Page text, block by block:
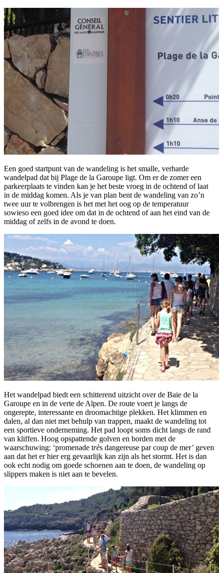
Een goed startpunt van de wandeling is het smalle, verharde
wandelpad dat bij Plage de la Garoupe ligt. Om er de zomer een
parkeerplaats te vinden kan je het beste vroeg in de ochtend of laat
in de middag komen. Als je van plan bent de wandeling van zo’n
twee uur te volbrengen is het met het oog op de temperatuur
sowieso een goed idee om dat in de ochtend of aan het eind van de
middag of zelfs in de avond te doen.
Het wandelpad biedt een schitterend uitzicht over de Baie de la
Garoupe en in de verte de Alpen. De route voert je langs de
ongerepte, interessante en droomachtige plekken. Het klimmen en
dalen, al dan niet met behulp van trappen, maakt de wandeling tot
een sportieve onderneming. Het pad loopt soms dicht langs de rand
van kliffen. Hoog opspattende golven en borden met de
waarschuwing: ‘promenade très dangereuse par coup de mer’ geven
aan dat het er hier erg gevaarlijk kan zijn als het stormt. Het is dan
ook echt nodig om goede schoenen aan te doen, de wandeling op
slippers maken is niet aan te bevelen.